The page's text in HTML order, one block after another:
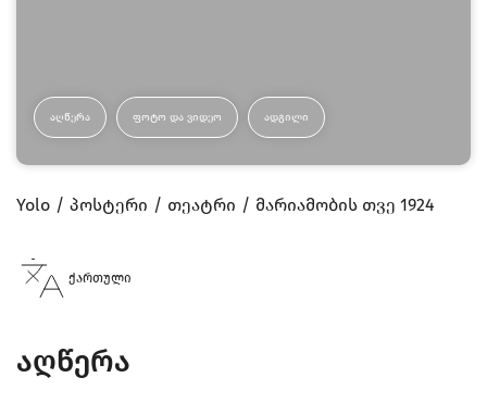
ᲐᲦᲬᲔᲠᲐ ᲤᲝᲢᲝ ᲓᲐ ᲕᲘᲓᲔᲝ ᲐᲓᲒᲘᲚᲘ
Yolo პოსტერი თეატრი მარიამობის თვე 1924
ქართული
აღწერა